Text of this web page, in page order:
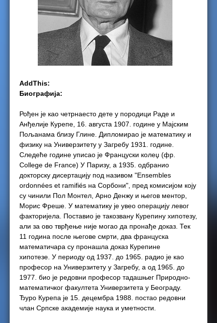
AddThis:
Биографија:
Рођен је као четрнаесто дете у породици Радe и
Анђелије Курепе, 16. августа 1907. године у Мајским
Пољанама близу Глине. Дипломирао је математику и
физику на Универзитету у Загребу 1931. године.
Следеће године уписао је Француски колеџ (фр.
College de France) У Паризу, а 1935. одбранио
докторску дисертацију под називом "Ensembles
ordonnées et ramifiés на Сорбони", пред комисијом коју
су чинили Пол Монтел, Арно Денжу и његов ментор,
Морис Фреше. У математику је увео операцију левог
факторијела. Поставио је такозвану Курепину хипотезу,
али за ово тврђење није могао да пронађе доказ. Тек
11 година после његове смрти, два француска
математичара су пронашла доказ Курепине
хипотезе. У периоду од 1937. до 1965. радио је као
професор на Универзитету у Загребу, а од 1965. до
1977. био је редовни професор тадашњег Природно-
математичког факултета Универзитета у Београду.
Ђуро Курепа је 15. децембра 1988. постао редовни
члан Српске академије наука и уметности.